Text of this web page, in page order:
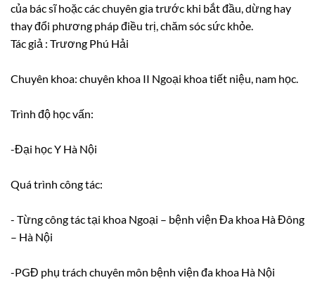
của bác sĩ hoặc các chuyên gia trước khi bắt đầu, dừng hay
thay đổi phương pháp điều trị, chăm sóc sức khỏe.
Tác giả : Trương Phú Hải
Chuyên khoa: chuyên khoa II Ngoại khoa tiết niệu, nam học.
Trình độ học vấn:
-Đại học Y Hà Nội
Quá trình công tác:
- Từng công tác tại khoa Ngoại – bệnh viện Đa khoa Hà Đông
– Hà Nội
-PGĐ phụ trách chuyên môn bệnh viện đa khoa Hà Nội